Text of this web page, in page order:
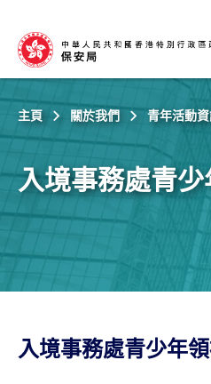
主頁 關於我們 青年活動
入境事務處青
入境事務處青少年